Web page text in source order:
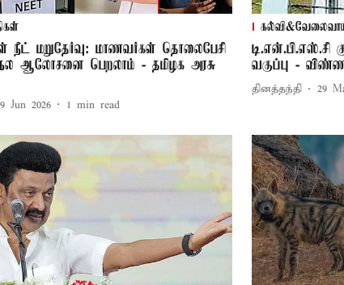
நீட் மறுதேர்வு: மாணவர்கள் தொலைபேசி
ஆலோசனை பெறலாம் - தமிழக அரசு
Jun 2026 1 min read
டி.என்.பி.எஸ்.சி
வகுப்பு -
தினத்தந்தி 29